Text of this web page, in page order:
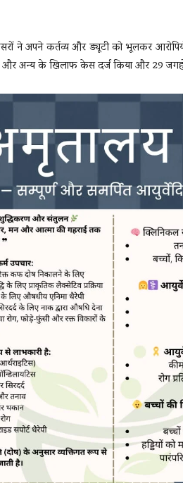
ने अपने कर्तव्य और ड्यूटी को भूलकर
अन्य के खिलाफ केस दर्ज किया और 29 जगहों